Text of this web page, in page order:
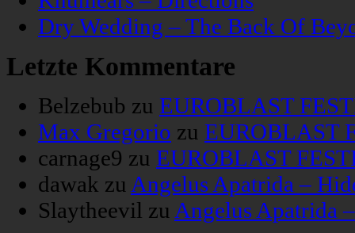
Dry Wedding – The Back Of
Letzte Kommentare
Belzebub zu EUROBLAST
Max Gregorio zu EUROBLAST
carnage9 zu EUROBLAST
dawak zu Angelus Apatrida –
Slaytheevil zu Angelus Apatrida